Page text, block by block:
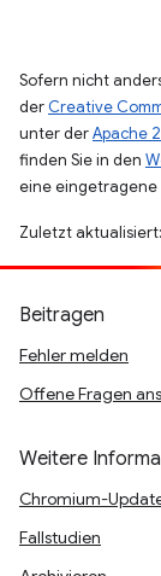
Sofern nicht
der Creative
unter derApache
finden Sie in den
eine eingetragene
Zuletzt
Beitragen
Fehler melden
Offene Fragen
Weitere
Chromium-
Fallstudien